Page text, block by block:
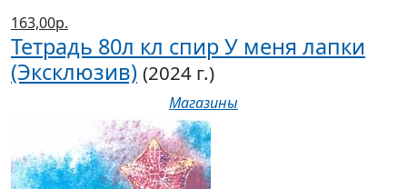
163,00р.
Тетрадь 80л кл спир У меня лапки
(Эксклюзив) (2024 г.)
Магазины